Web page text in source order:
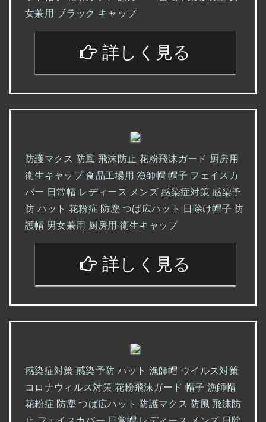
女兼用 ブラック キャップ
詳しく見る
防護マクス 防風 飛沫防止 花粉飛沫ガード 厨房用
衛生キャップ 食品工場用 漁師帽 帽子 フェイスカ
バー 日常帽 レディース メンズ 感染症対策 感染予
防 ハット 花粉症 防塵 つば広ハット 日除け帽子 防
護帽 男女兼用 厨房用 衛生キャップ
詳しく見る
感染症対策 感染予防 ハット 漁師帽 ウイルス対策
コロナウィルス対策 花粉飛沫ガード 帽子 漁師帽
花粉症 防塵 つば広ハット 防護マクス 防風 飛沫防